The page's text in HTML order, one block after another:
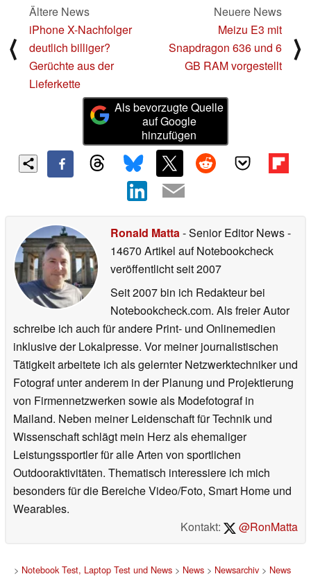
⟨
Ältere News
iPhone X-Nachfolger
deutlich billiger?
Gerüchte aus der
Lieferkette
Neuere News
Meizu E3 mit
Snapdragon 636 und 6
GB RAM vorgestellt
⟩
Als bevorzugte Quelle
auf Google
hinzufügen
Ronald Matta- Senior Editor News-
14670 Artikel auf Notebookcheck
veröffentlichtseit 2007
Seit 2007 bin ich Redakteur bei
Notebookcheck.com. Als freier Autor
schreibe ich auch für andere Print- und Onlinemedien
inklusive der Lokalpresse. Vor meiner journalistischen
Tätigkeit arbeitete ich als gelernter Netzwerktechniker und
Fotograf unter anderem in der Planung und Projektierung
von Firmennetzwerken sowie als Modefotograf in
Mailand. Neben meiner Leidenschaft für Technik und
Wissenschaft schlägt mein Herz als ehemaliger
Leistungssportler für alle Arten von sportlichen
Outdooraktivitäten. Thematisch interessiere ich mich
besonders für die Bereiche Video/Foto, Smart Home und
Wearables.
Kontakt:
@RonMatta
> Notebook Test, Laptop Test und News> News> Newsarchiv> News